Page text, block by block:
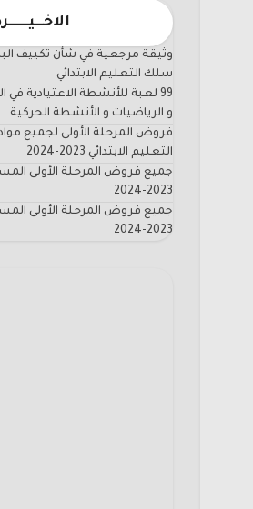
وثيقة مرجعية في شأن تكييف
سلك التعليم الابتدائي
99 لعبة للأنشطة الاعتيادية في
و الرياضيات و الأنشطة الحركية
فروض المرحلة الأولى لجميع
التعليم الابتدائي 2023-2024
جميع فروض المرحلة الأولى
2023-2024
جميع فروض المرحلة الأولى
2023-2024